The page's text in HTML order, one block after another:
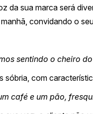
da sua marca será
convidando o
sentindo o cheiro
sóbria, com
café e um pão,